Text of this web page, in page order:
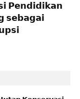
𝗣𝗲𝗻𝗱𝗶𝗱𝗶𝗸𝗮𝗻
𝘀𝗲𝗯𝗮𝗴𝗮𝗶